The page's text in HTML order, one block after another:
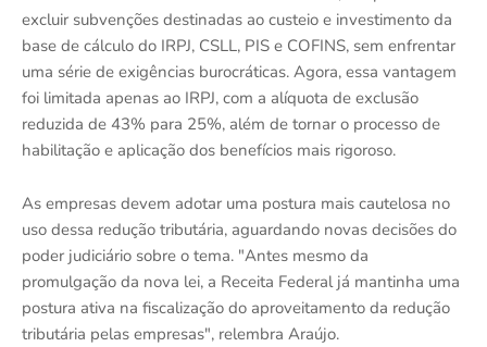
excluir subvenções destinadas ao custeio e investimento da
base de cálculo do IRPJ, CSLL, PIS e COFINS, sem enfrentar
uma série de exigências burocráticas. Agora, essa vantagem
foi limitada apenas ao IRPJ, com a alíquota de exclusão
reduzida de 43% para 25%, além de tornar o processo de
habilitação e aplicação dos benefícios mais rigoroso.
As empresas devem adotar uma postura mais cautelosa no
uso dessa redução tributária, aguardando novas decisões do
poder judiciário sobre o tema. "Antes mesmo da
promulgação da nova lei, a Receita Federal já mantinha uma
postura ativa na fiscalização do aproveitamento da redução
tributária pelas empresas", relembra Araújo.